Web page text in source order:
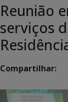
Reunião
serviços
Compartilhar: